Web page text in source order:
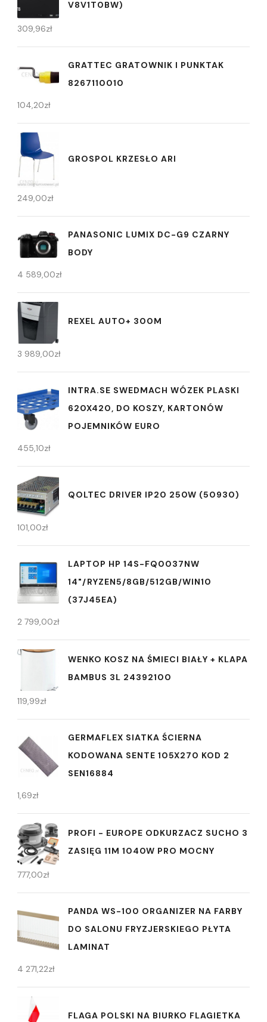
V8V1T0BW)
309,96zł
GRATTEC GRATOWNIK I PUNKTAK
8267110010
104,20zł
GROSPOL KRZESŁO ARI
249,00zł
PANASONIC LUMIX DC-G9 CZARNY
BODY
4 589,00zł
REXEL AUTO+ 300M
3 989,00zł
INTRA.SE SWEDMACH WÓZEK PLASKI
620X420, DO KOSZY, KARTONÓW
POJEMNIKÓW EURO
455,10zł
QOLTEC DRIVER IP20 250W (50930)
101,00zł
LAPTOP HP 14S-FQ0037NW
14"/RYZEN5/8GB/512GB/WIN10
(37J45EA)
2 799,00zł
WENKO KOSZ NA ŚMIECI BIAŁY + KLAPA
BAMBUS 3L 24392100
119,99zł
GERMAFLEX SIATKA ŚCIERNA
KODOWANA SENTE 105X270 KOD 2
SEN16884
1,69zł
PROFI - EUROPE ODKURZACZ SUCHO 3
ZASIĘG 11M 1040W PRO MOCNY
777,00zł
PANDA WS-100 ORGANIZER NA FARBY
DO SALONU FRYZJERSKIEGO PŁYTA
LAMINAT
4 271,22zł
FLAGA POLSKI NA BIURKO FLAGIETKA